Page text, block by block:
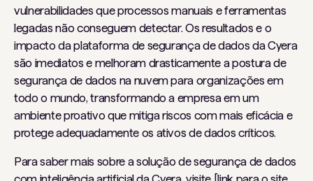
vulnerabilidades que processos manuais e ferramentas
legadas não conseguem detectar. Os resultados e o
impacto da plataforma de segurança de dados da Cyera
são imediatos e melhoram drasticamente a postura de
segurança de dados na nuvem para organizações em
todo o mundo, transformando a empresa em um
ambiente proativo que mitiga riscos com mais eficácia e
protege adequadamente os ativos de dados críticos.
Para saber mais sobre a solução de segurança de dados